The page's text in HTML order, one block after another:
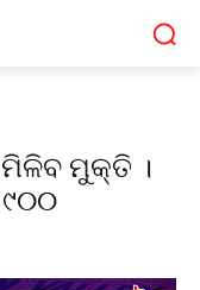
ମୁକ୍ତି ।